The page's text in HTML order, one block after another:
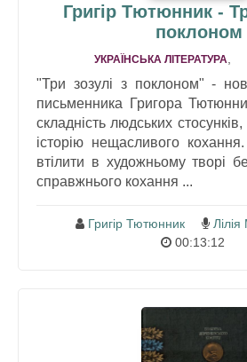
Григір Тютюнник -
поклоном
УКРАЇНСЬКА ЛІТЕРАТУРА
"Три зозулі з поклоном" -
письменника Григора
складність людських
історію нещасливого
втілити в художньому творі
справжнього кохання ...
Григір Тютюнник
00:13:12